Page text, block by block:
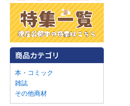
本・コミック
雑誌
その他商材